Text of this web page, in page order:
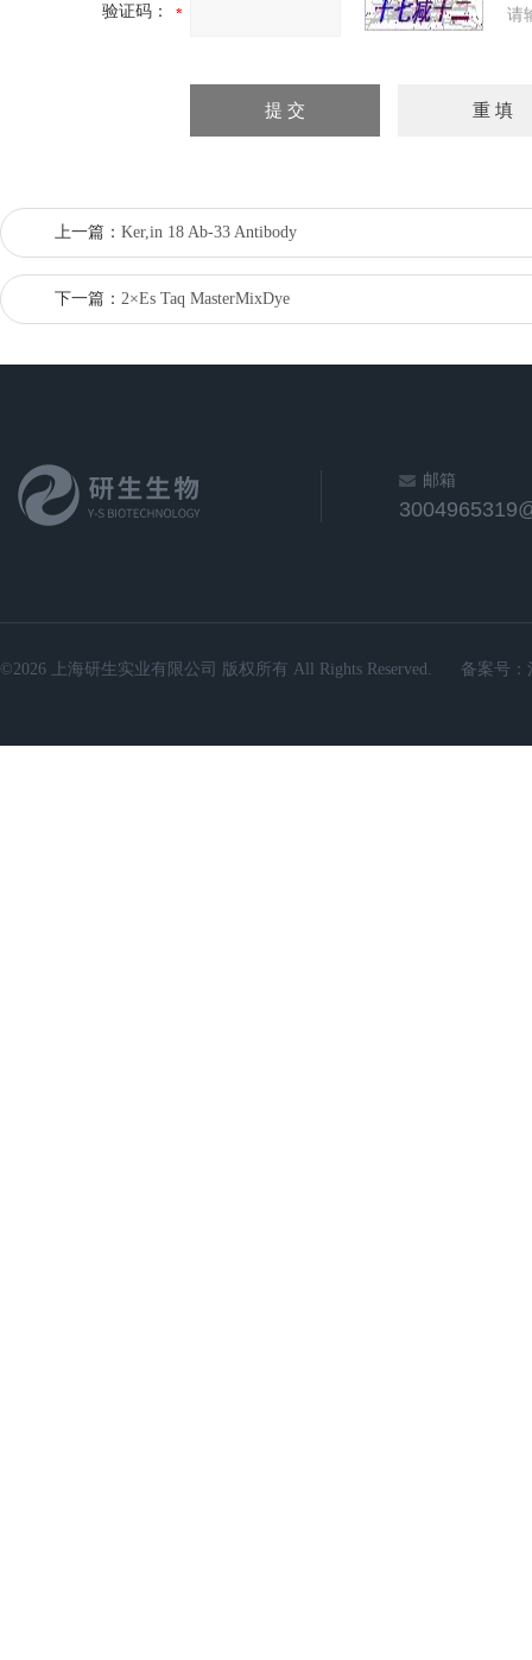
验证码： 请
上一篇： Ker,in 18 Ab-33 Antibody
下一篇： 2×Es Taq MasterMixDye
邮箱
©2026 上海研生实业有限公司 版权所有 All Rights Reserved. 备案号：